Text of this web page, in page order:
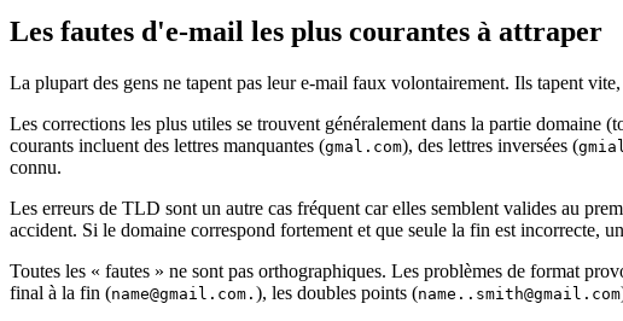
Les fautes d'e‑mail les plus courantes à attraper
La plupart des gens ne tapent pas leur e‑mail faux volontairement. Ils tapent
Les corrections les plus utiles se trouvent généralement dans la partie domaine
courants incluent des lettres manquantes (gmal.com), des lettres inversées (
connu.
Les erreurs de TLD sont un autre cas fréquent car elles semblent valides au
accident. Si le domaine correspond fortement et que seule la fin est incorrecte,
Toutes les « fautes » ne sont pas orthographiques. Les problèmes de format
final à la fin (name@gmail.com . ), les doubles points (name..smith@gmail.com